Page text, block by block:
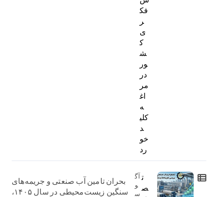
فک
ر
ی
ک
ش
ور
در
مر
اغ
ه
کلی
د
خو
رد
ت
ص
آگ
و
س
بحران تامین آب صنعتی و جریمه‌های
سنگین زیست‌محیطی در سال ۱۴۰۵،